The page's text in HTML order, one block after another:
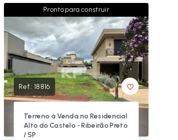
Pronto para construir
Ref.: 18816
Terreno à Venda no Residencial
Alto do Castelo - Ribeirão Preto
/ SP